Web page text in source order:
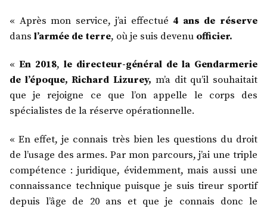
« Après mon service, j’ai effectué 4 ans de réserve
dans l’armée de terre, où je suis devenu officier.
« En 2018, le directeur-général de la Gendarmerie
de l’époque, Richard Lizurey, m’a dit qu’il souhaitait
que je rejoigne ce que l’on appelle le corps des
spécialistes de la réserve opérationnelle.
« En effet, je connais très bien les questions du droit
de l’usage des armes. Par mon parcours, j’ai une triple
compétence : juridique, évidemment, mais aussi une
connaissance technique puisque je suis tireur sportif
depuis l’âge de 20 ans et que je connais donc le